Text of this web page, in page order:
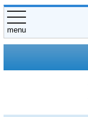
toggle
navigation
menu